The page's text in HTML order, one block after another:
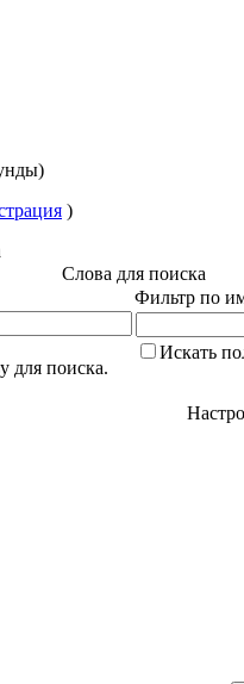
)
Слова для поиска
Фильтр по
для поиска.
Искать